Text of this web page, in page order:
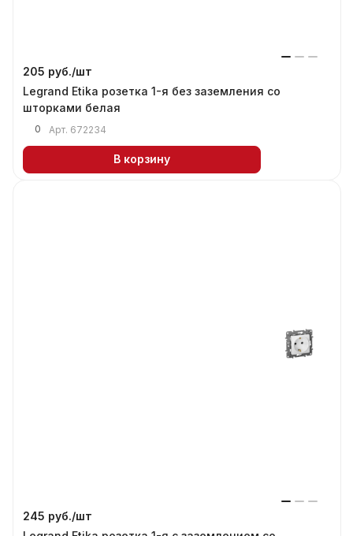
205 руб./шт
Legrand Etika розетка 1-я без заземления со
шторками белая
0 Арт. 672234
В корзину
245 руб./шт